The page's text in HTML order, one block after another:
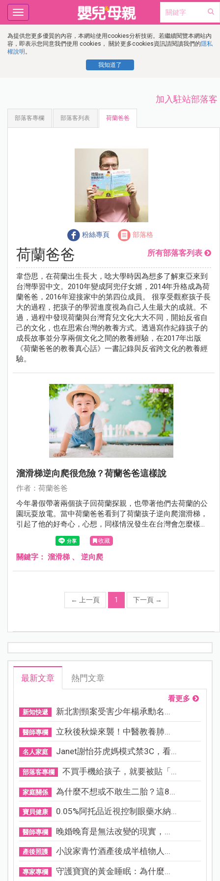
為提供您更多優質的內容，本網站使用cookies分析技術。若繼續閱覽本網站內
容，即表示您同意我們使用 cookies， 關於更多cookies資訊請閱讀我們的隱私
權說明 。
我知道了
Toggle
navigation
加入駐站部落客
部落客專欄 部落客列表 荷蘭爸爸
粉絲專頁 部落格
荷蘭爸爸 所有部落客列表
韋岱思，在荷蘭出生長大，唸大學時因為想多了解東亞來到
台灣學習中文。2010年變成阿兜仔女婿，2014年升格成為荷
蘭爸爸，2016年迎接家中的第四位成員。 很享受觀察孩子長
大的過程，把孩子的學習進度視為自己人生最大的成就。不
過，過程中發現荷蘭與台灣育兒文化大大不同，開始反省自
己的文化，也在思索台灣的教養方式。透過寫作紀錄孩子的
成長故事並分享兩個文化之間的教養經驗，在2017年出版
《荷蘭爸爸的教養真心話》一書記錄與反省跨文化的教養經
驗。
溜滑梯逆向爬很危險？荷蘭爸爸這樣說
作者：荷蘭爸爸
今年暑假帶著兩個孩子回荷蘭探親，也帶著他們去荷蘭的公
園玩耍放電。當中荷蘭爸爸看到了荷蘭孩子逆向爬溜滑梯，
引起了他的好奇心，心想，同樣情況發生在台灣會怎麼樣
收藏
關鍵字： 溜滑梯 、 逆向爬
← 上一頁 1 下一頁 →
最新文章 熱門文章
看更多
新知快遞 新北割頸案受害少年楊承勳名...
醫師專欄 立秋後秋燥來襲！中醫教養肺...
名人家庭 Janet謝怡芬虎媽模式禁3C，看...
部落客專欄 不買手機給孩子，就要被貼「...
家庭關係 為什麼不想或不敢生二胎？這8...
寶貝健康 0.05%阿托品近視控制眼藥水納...
醫師專欄 晚婚晚育是無法改變的現實，...
產後照護 小說家青竹酒產後成半植物人...
專家專欄 守護寶寶的黃金睡眠：為什麼...